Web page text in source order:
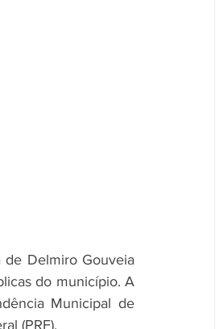
de Delmiro Gouveia
do município. A
Municipal de
(PRF).